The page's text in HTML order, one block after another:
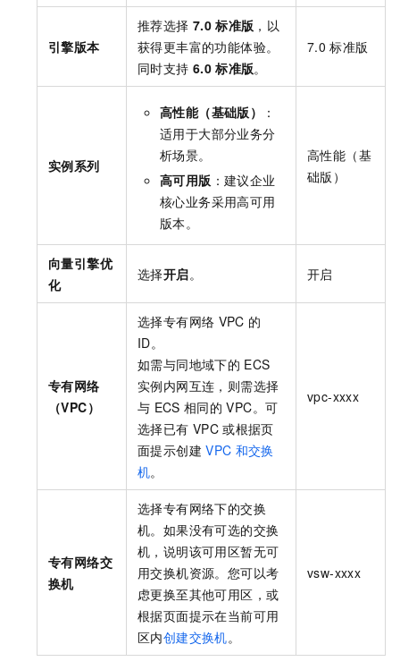
引擎版本
推荐选择 7.0 标准版 ，以
获得更丰富的功能体验。
同时支持 6.0 标准版。
7.0 标准版
实例系列
高性能（基础版）
：
适用于大部分业务分
析场景。
高可用版 ：建议企业
核心业务采用高可用
版本。
高性能（基
础版）
向量引擎优
化
选择开启。 开启
专有网络
（VPC）
选择专有网络 VPC 的
ID。
如需与同地域下的 ECS
实例内网互连，则需选择
与 ECS 相同的 VPC。可
选择已有 VPC 或根据页
面提示创建 VPC 和交换
机。
vpc-xxxx
专有网络交
换机
选择专有网络下的交换
机。如果没有可选的交换
机，说明该可用区暂无可
用交换机资源。您可以考
虑更换至其他可用区，或
根据页面提示在当前可用
区内创建交换机。
vsw-xxxx